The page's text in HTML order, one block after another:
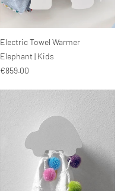
Electric Towel Warmer
Elephant | Kids
€859.00